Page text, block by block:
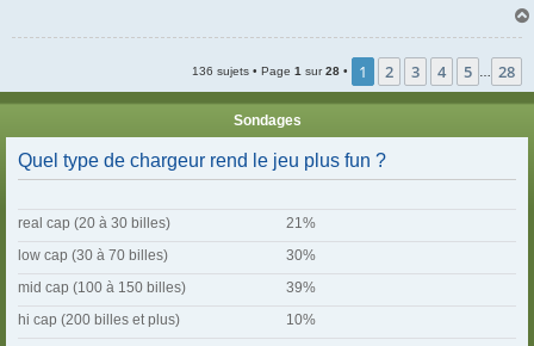
136 sujets • Page 1 sur28 • 1 2 3 4 5 28
Sondages
Quel type de chargeur rend le jeu plus fun ?
real cap (20 à 30 billes)
21%
low cap (30 à 70 billes)
30%
mid cap (100 à 150 billes)
39%
hi cap (200 billes et plus)
10%